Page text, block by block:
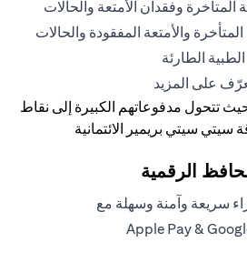
وفقدان الأمتعة والحالات
والأمتعة المفقودة والحالات
الطبية الطارئة
على المزيد
الرقمية
سريعة وآمنة وسهلة مع
Apple Pay
opens in a new tab&
opens in a new tab